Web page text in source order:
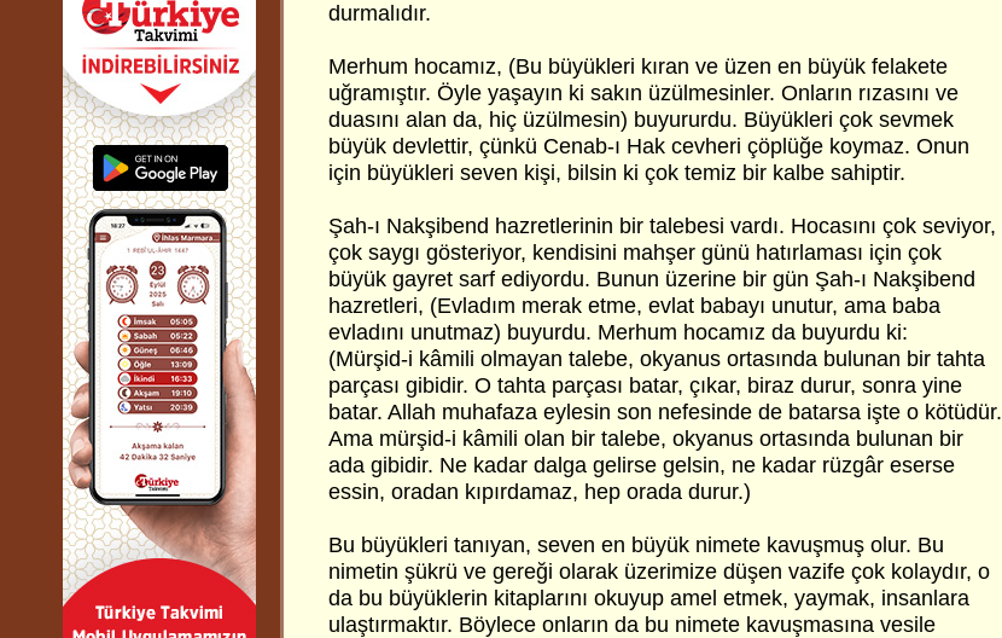
durmalıdır.
Merhum hocamız, (Bu büyükleri kıran ve üzen en büyük felakete
uğramıştır. Öyle yaşayın ki sakın üzülmesinler. Onların rızasını ve
duasını alan da, hiç üzülmesin) buyururdu. Büyükleri çok sevmek
büyük devlettir, çünkü Cenab-ı Hak cevheri çöplüğe koymaz. Onun
için büyükleri seven kişi, bilsin ki çok temiz bir kalbe sahiptir.
Şah-ı Nakşibend hazretlerinin bir talebesi vardı. Hocasını çok seviyor,
çok saygı gösteriyor, kendisini mahşer günü hatırlaması için çok
büyük gayret sarf ediyordu. Bunun üzerine bir gün Şah-ı Nakşibend
hazretleri, (Evladım merak etme, evlat babayı unutur, ama baba
evladını unutmaz) buyurdu. Merhum hocamız da buyurdu ki:
(Mürşid-i kâmili olmayan talebe, okyanus ortasında bulunan bir tahta
parçası gibidir. O tahta parçası batar, çıkar, biraz durur, sonra yine
batar. Allah muhafaza eylesin son nefesinde de batarsa işte o kötüdür.
Ama mürşid-i kâmili olan bir talebe, okyanus ortasında bulunan bir
ada gibidir. Ne kadar dalga gelirse gelsin, ne kadar rüzgâr eserse
essin, oradan kıpırdamaz, hep orada durur.)
Bu büyükleri tanıyan, seven en büyük nimete kavuşmuş olur. Bu
nimetin şükrü ve gereği olarak üzerimize düşen vazife çok kolaydır, o
da bu büyüklerin kitaplarını okuyup amel etmek, yaymak, insanlara
ulaştırmaktır. Böylece onların da bu nimete kavuşmasına vesile